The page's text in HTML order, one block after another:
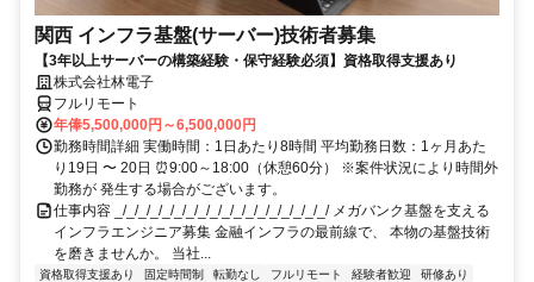
関西 インフラ基盤(サーバー)技術者募集
【3年以上サーバーの構築経験・保守経験必須】資格取得支援あり
株式会社林電子
フルリモート
年俸5,500,000円～6,500,000円
勤務時間詳細 実働時間：1日あたり8時間 平均勤務日数：1ヶ月あた
り19日 〜 20日 ⏰9:00～18:00（休憩60分） ※案件状況により時間外
勤務が 発生する場合がございます。
仕事内容 _/_/_/_/_/_/_/_/_/_/_/_/_/_/_/_/_/_/ メガバンク基盤を支える
インフラエンジニア募集 金融インフラの最前線で、 本物の基盤技術
を磨きませんか。 当社...
資格取得支援あり 固定時間制 転勤なし フルリモート 経験者歓迎
研修あり